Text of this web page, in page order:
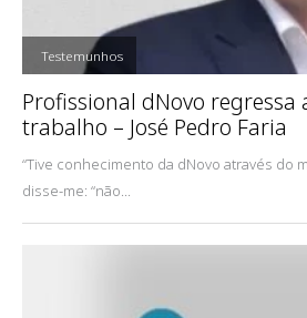
,Testemunhos
Profissional dNovo regressa
trabalho – José Pedro Faria
“Tive conhecimento da dNovo através do
disse-me: “não...